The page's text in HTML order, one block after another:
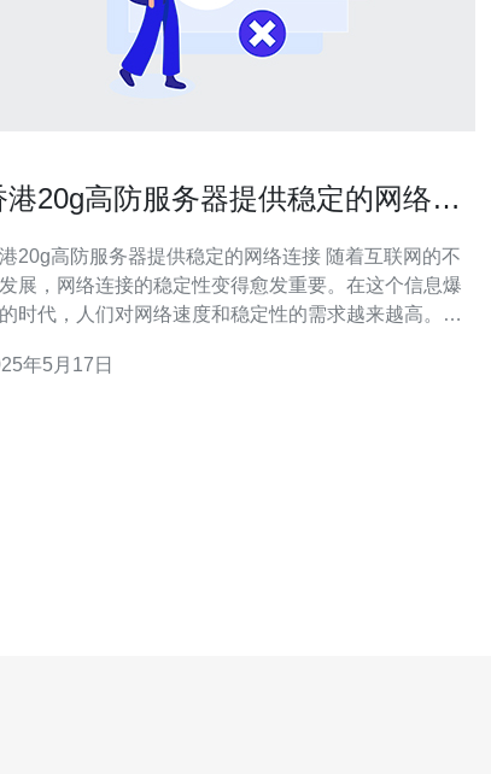
港20g高防服务器提供稳定的网络连
20g高防服务器提供稳定的网络连接 随着互联网的不
展，网络连接的稳定性变得愈发重要。在这个信息爆
时代，人们对网络速度和稳定性的需求越来越高。而
高防服务器是指拥有20Gbps防御能力的服务器。这种
年5月17日